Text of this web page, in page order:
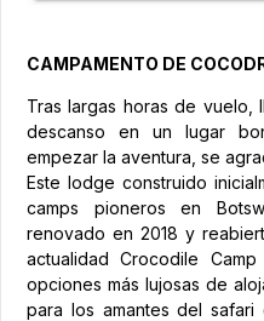
CAMPAMENTO DE
Tras largas horas de vuelo,
descanso en un lugar
empezar la aventura, se
Este lodge construido
camps pioneros en
renovado en 2018 y
actualidad Crocodile
opciones más lujosas de
para los amantes del